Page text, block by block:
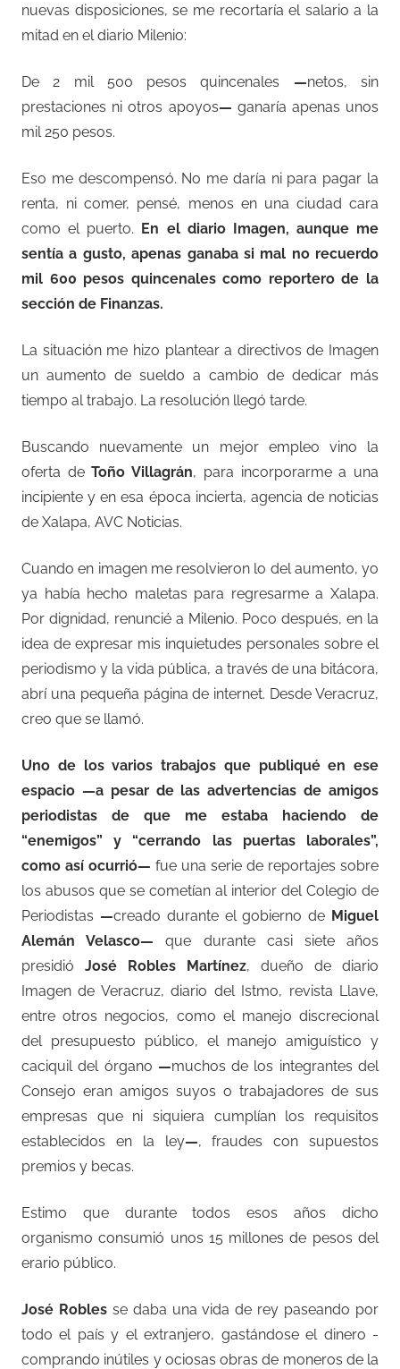
nuevas disposiciones, se me recortaría el salario a la
mitad en el diario Milenio:
De 2 mil 500 pesos quincenales —netos, sin
prestaciones ni otros apoyos— ganaría apenas unos
mil 250 pesos.
Eso me descompensó. No me daría ni para pagar la
renta, ni comer, pensé, menos en una ciudad cara
como el puerto. En el diario Imagen, aunque me
sentía a gusto, apenas ganaba si mal no recuerdo
mil 600 pesos quincenales como reportero de la
sección de Finanzas.
La situación me hizo plantear a directivos de Imagen
un aumento de sueldo a cambio de dedicar más
tiempo al trabajo. La resolución llegó tarde.
Buscando nuevamente un mejor empleo vino la
oferta deToño Villagrán, para incorporarme a una
incipiente y en esa época incierta, agencia de noticias
de Xalapa, AVC Noticias.
Cuando en imagen me resolvieron lo del aumento, yo
ya había hecho maletas para regresarme a Xalapa.
Por dignidad, renuncié a Milenio. Poco después, en la
idea de expresar mis inquietudes personales sobre el
periodismo y la vida pública, a través de una bitácora,
abrí una pequeña página de internet. Desde Veracruz,
creo que se llamó.
Uno de los varios trabajos que publiqué en ese
espacio —a pesar de las advertencias de amigos
periodistas de que me estaba haciendo de
“enemigos” y “cerrando las puertas laborales”,
como así ocurrió— fue una serie de reportajes sobre
los abusos que se cometían al interior del Colegio de
Periodistas —creado durante el gobierno de Miguel
Alemán Velasco— que durante casi siete años
presidió José Robles Martínez, dueño de diario
Imagen de Veracruz, diario del Istmo, revista Llave,
entre otros negocios, como el manejo discrecional
del presupuesto público, el manejo amiguístico y
caciquil del órgano —muchos de los integrantes del
Consejo eran amigos suyos o trabajadores de sus
empresas que ni siquiera cumplían los requisitos
establecidos en la ley—, fraudes con supuestos
premios y becas.
Estimo que durante todos esos años dicho
organismo consumió unos 15 millones de pesos del
erario público.
José Roblesse daba una vida de rey paseando por
todo el país y el extranjero, gastándose el dinero -
comprando inútiles y ociosas obras de moneros de la